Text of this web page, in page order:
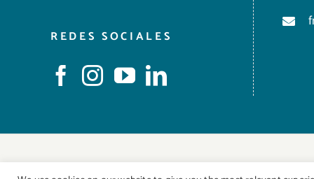
REDES SOCIALES